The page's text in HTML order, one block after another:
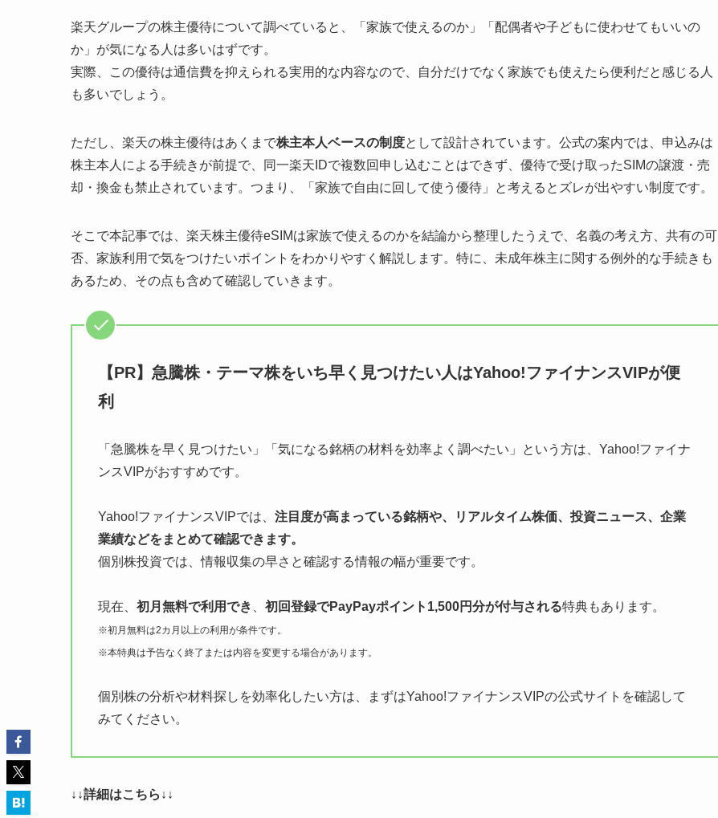
楽天グループの株主優待について調べていると、「家族で使えるのか」「配偶者や子どもに使わせてもいいの
か」が気になる人は多いはずです。
実際、この優待は通信費を抑えられる実用的な内容なので、自分だけでなく家族でも使えたら便利だと感じる人
も多いでしょう。
ただし、楽天の株主優待はあくまで株主本人ベースの制度として設計されています。公式の案内では、申込みは
株主本人による手続きが前提で、同一楽天IDで複数回申し込むことはできず、優待で受け取ったSIMの譲渡・売
却・換金も禁止されています。つまり、「家族で自由に回して使う優待」と考えるとズレが出やすい制度です。
そこで本記事では、楽天株主優待eSIMは家族で使えるのかを結論から整理したうえで、名義の考え方、共有の可
否、家族利用で気をつけたいポイントをわかりやすく解説します。特に、未成年株主に関する例外的な手続きも
あるため、その点も含めて確認していきます。
【PR】急騰株・テーマ株をいち早く見つけたい人はYahoo!ファイナンスVIPが便
利
「急騰株を早く見つけたい」「気になる銘柄の材料を効率よく調べたい」という方は、Yahoo!ファイナ
ンスVIPがおすすめです。
Yahoo!ファイナンスVIPでは、 注目度が高まっている銘柄や、リアルタイム株価、投資ニュース、企業
業績などをまとめて確認できます。
個別株投資では、情報収集の早さと確認する情報の幅が重要です。
現在、 初月無料で利用でき 初回登録でPayPayポイント1,500円分が付与される特典もあります。
※初月無料は2カ月以上の利用が条件です。
※本特典は予告なく終了または内容を変更する場合があります。
個別株の分析や材料探しを効率化したい方は、まずはYahoo!ファイナンスVIPの公式サイトを確認して
みてください。
↓↓詳細はこちら↓↓